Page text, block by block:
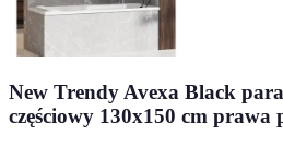
New Trendy Avexa Black
częściowy 130x150 cm prawa